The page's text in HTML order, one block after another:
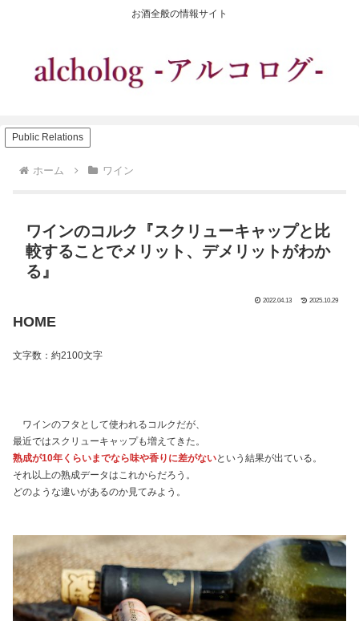
お酒全般の情報サイト
Public Relations
ホーム ワイン
ワインのコルク『スクリューキャップと比
較することでメリット、デメリットがわか
る』
2022.04.13 2025.10.29
HOME
文字数：約2100文字
ワインのフタとして使われるコルクだが、
最近ではスクリューキャップも増えてきた。
熟成が10年くらいまでなら味や香りに差がないという結果が出ている。
それ以上の熟成データはこれからだろう。
どのような違いがあるのか見てみよう。